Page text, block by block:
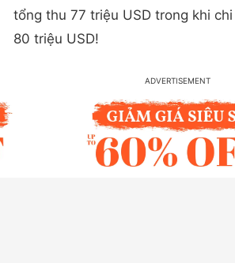
tổng thu 77 triệu USD trong khi
80 triệu USD!